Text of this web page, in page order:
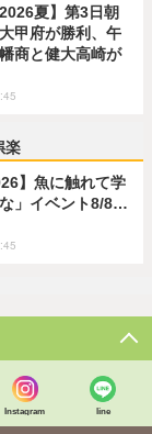
2026夏】第3日朝
甲府が勝利、午
商と健大高崎が
楽
】魚に触れて学
」イベント8/8…
Instagram line